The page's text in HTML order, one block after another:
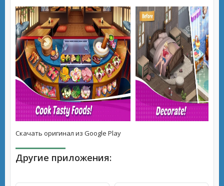
Скачать оригинал из Google Play
Другие приложения: